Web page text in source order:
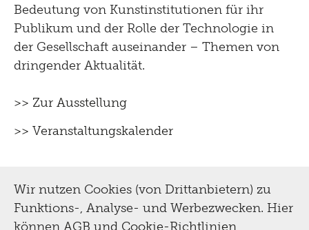
Bedeutung von Kunstinstitutionen für ihr
Publikum und der Rolle der Technologie in
der Gesellschaft auseinander – Themen von
dringender Aktualität.
>> Zur Ausstellung
>> Veranstaltungskalender
Wir nutzen Cookies (von Drittanbietern) zu
Funktions-, Analyse- und Werbezwecken. Hier
können AGB und Cookie-Richtlinien